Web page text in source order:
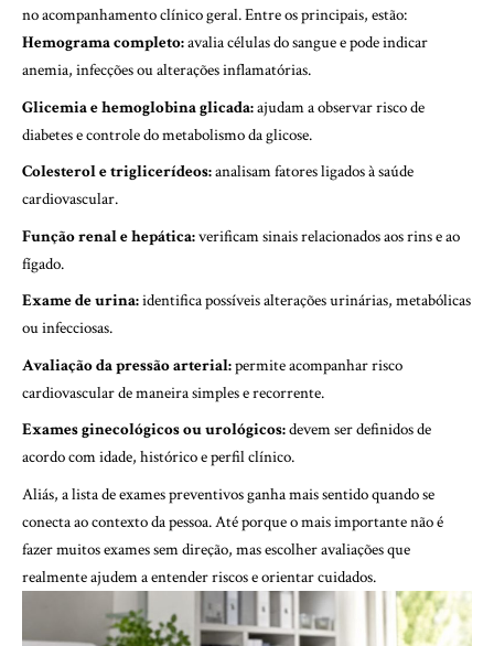
no acompanhamento clínico geral. Entre os principais, estão:
Hemograma completo:avalia células do sangue e pode indicar
anemia, infecções ou alterações inflamatórias.
Glicemia e hemoglobina glicada:ajudam a observar risco de
diabetes e controle do metabolismo da glicose.
Colesterol e triglicerídeos:analisam fatores ligados à saúde
cardiovascular.
Função renal e hepática:verificam sinais relacionados aos rins e ao
fígado.
Exame de urina:identifica possíveis alterações urinárias, metabólicas
ou infecciosas.
Avaliação da pressão arterial:permite acompanhar risco
cardiovascular de maneira simples e recorrente.
Exames ginecológicos ou urológicos:devem ser definidos de
acordo com idade, histórico e perfil clínico.
Aliás, a lista de exames preventivos ganha mais sentido quando se
conecta ao contexto da pessoa. Até porque o mais importante não é
fazer muitos exames sem direção, mas escolher avaliações que
realmente ajudem a entender riscos e orientar cuidados.